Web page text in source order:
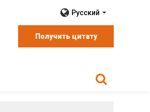
Русский
Получить цитату